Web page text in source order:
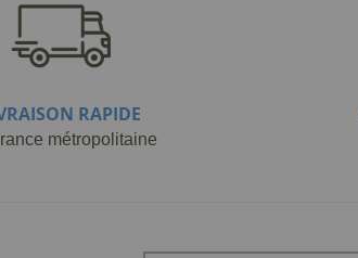
RAPIDE
métropolitaine